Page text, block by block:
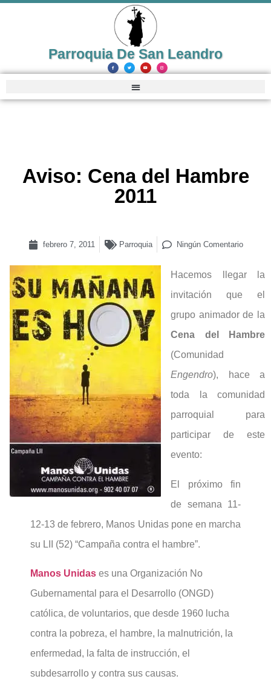
Parroquia De San Leandro
Aviso: Cena del Hambre
2011
febrero 7, 2011 Parroquia Ningún Comentario
Hacemos llegar la
invitación que el
grupo animador de la
Cena del Hambre
(Comunidad
Engendro), hace a
toda la comunidad
parroquial para
participar de este
evento:
El próximo fin
de semana 11-
12-13 de febrero, Manos Unidas pone en marcha
su LII (52) “Campaña contra el hambre”.
Manos Unidas es una Organización No
Gubernamental para el Desarrollo (ONGD)
católica, de voluntarios, que desde 1960 lucha
contra la pobreza, el hambre, la malnutrición, la
enfermedad, la falta de instrucción, el
subdesarrollo y contra sus causas.